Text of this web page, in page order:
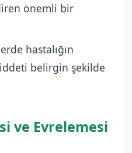
önemli bir
hastalığın
belirgin şekilde
ve Evrelemesi